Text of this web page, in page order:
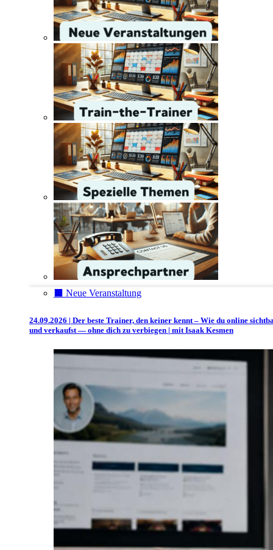
⬛️ Neue Veranstaltung
24.09.2026 | Der beste Trainer, den keiner kennt – Wie du online
und verkaufst — ohne dich zu verbiegen | mit Isaak Kesmen